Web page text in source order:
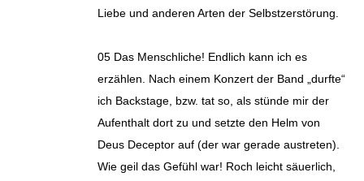
Liebe und anderen Arten der Selbstzerstörung.
05 Das Menschliche! Endlich kann ich es
erzählen. Nach einem Konzert der Band „durfte“
ich Backstage, bzw. tat so, als stünde mir der
Aufenthalt dort zu und setzte den Helm von
Deus Deceptor auf (der war gerade austreten).
Wie geil das Gefühl war! Roch leicht säuerlich,